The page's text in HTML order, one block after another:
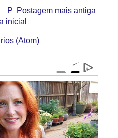
Postagem mais antiga
P
inicial
(Atom)